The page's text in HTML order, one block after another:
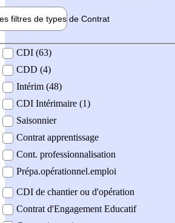
filtres de types de Contrat
contrat
CDI (63)
CDD (4)
Intérim (48)
CDI Intérimaire (1)
Saisonnier
Contrat apprentissage
Cont. professionnalisation
Prépa.opérationnel.emploi
CDI de chantier ou d'opération
Contrat d'Engagement Educatif